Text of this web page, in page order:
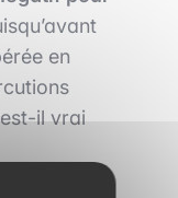
en
il vrai
les taux